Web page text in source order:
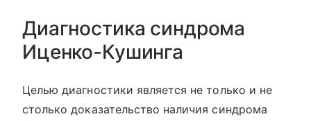
Диагностика синдрома
Иценко-Кушинга
Целью диагностики является не только и не
столько доказательство наличия синдрома